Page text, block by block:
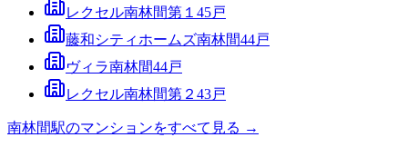
レクセル南林間第１ 45戸
藤和シティホームズ南林間44戸
ヴィラ南林間44戸
レクセル南林間第２ 43戸
南林間駅のマンションをすべて見る →